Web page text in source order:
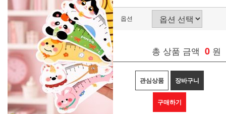
옵션
총 상품 금액 0 원
관심상품 장바구니
구매하기